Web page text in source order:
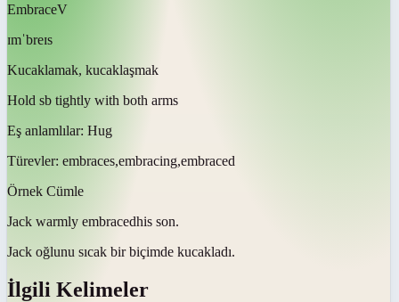
EmbraceV
ɪmˈbreɪs
Kucaklamak, kucaklaşmak
Hold sb tightly with both arms
Eş anlamlılar: Hug
Türevler: embraces,embracing,embraced
Örnek Cümle
Jack warmly embracedhis son.
Jack oğlunu sıcak bir biçimde kucakladı.
İlgili Kelimeler